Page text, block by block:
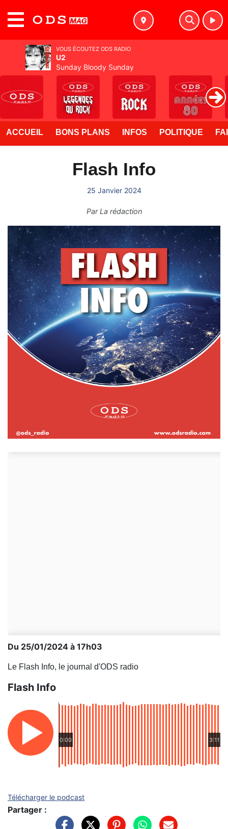
ACCUEIL BONS PLANS INFOS POLITIQUE
Flash Info
25 Janvier 2024
ParLa rédaction
Du 25/01/2024 à 17h03
Le Flash Info, le journal d'ODS radio
Flash Info
0:00 3:11
Télécharger le podcast
Partager :
VOUS ÉCOUTEZ ODS RADIO
U2
Sunday Bloody Sunday